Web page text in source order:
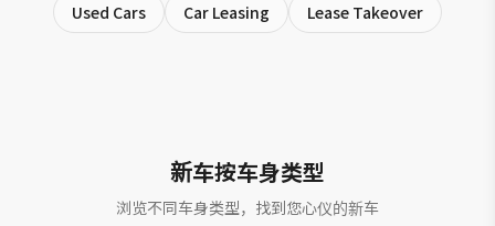
Used Cars Car Leasing Lease Takeover
新车按车身类型
浏览不同车身类型，找到您心仪的新车